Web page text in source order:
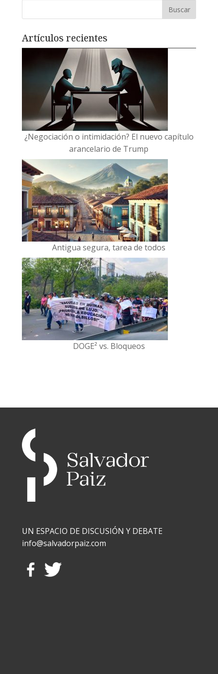
Artículos recientes
¿Negociación o intimidación? El nuevo capítulo
arancelario de Trump
Antigua segura, tarea de todos
DOGE² vs. Bloqueos
UN ESPACIO DE DISCUSIÓN Y DEBATE
info@salvadorpaiz.com